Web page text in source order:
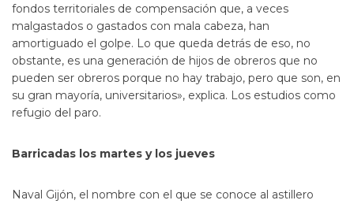
fondos territoriales de compensación que, a veces
malgastados o gastados con mala cabeza, han
amortiguado el golpe. Lo que queda detrás de eso, no
obstante, es una generación de hijos de obreros que no
pueden ser obreros porque no hay trabajo, pero que son, en
su gran mayoría, universitarios», explica. Los estudios como
refugio del paro.
Barricadas los martes y los jueves
Naval Gijón, el nombre con el que se conoce al astillero